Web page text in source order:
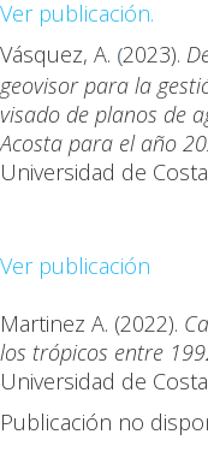
Ver publicación.
Vásquez, A. (2023).
geovisor para la
visado de planos de
Acosta para el año
Universidad de Costa
Ver publicación
Martinez A. (2022).
los trópicos entre
Universidad de Costa
Publicación no